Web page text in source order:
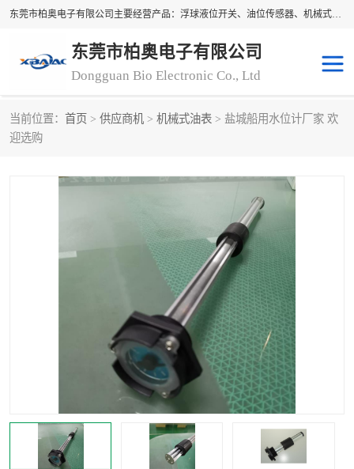
东莞市柏奥电子有限公司主要经营产品：浮球液位开关、油位传感器、机械式油表、浮球液位计、水位控制浮球阀、料位开关，水流开关、油水位控制配套仪表等。柏奥电子，您可信赖的合作伙伴
东莞市柏奥电子有限公司
Dongguan Bio Electronic Co., Ltd
当前位置： 首页 > 供应商机 > 机械式油表 > 盐城船用水位计厂家 欢
迎选购
浮球液位开关
机械式油表 水流开关
磁性浮球 浮球阀
转速表